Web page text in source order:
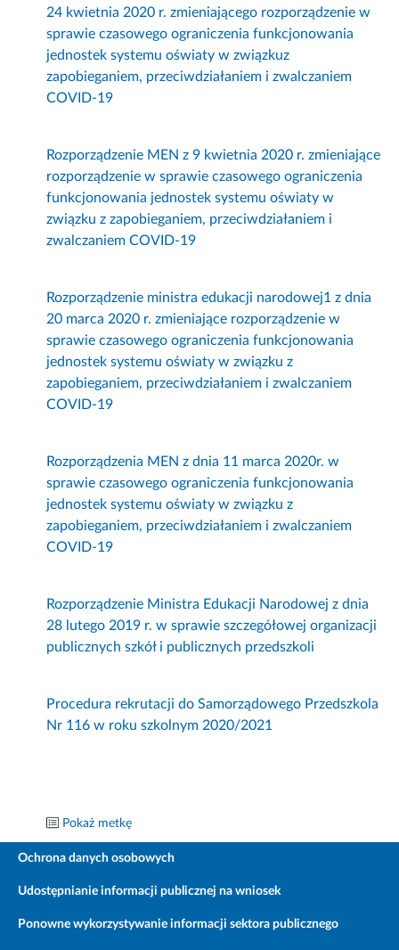
24 kwietnia 2020 r. zmieniającego rozporządzenie w
sprawie czasowego ograniczenia funkcjonowania
jednostek systemu oświaty w związkuz
zapobieganiem, przeciwdziałaniem i zwalczaniem
COVID-19
Rozporządzenie MEN z 9 kwietnia 2020 r. zmieniające
rozporządzenie w sprawie czasowego ograniczenia
funkcjonowania jednostek systemu oświaty w
związku z zapobieganiem, przeciwdziałaniem i
zwalczaniem COVID-19
Rozporządzenie ministra edukacji narodowej1 z dnia
20 marca 2020 r. zmieniające rozporządzenie w
sprawie czasowego ograniczenia funkcjonowania
jednostek systemu oświaty w związku z
zapobieganiem, przeciwdziałaniem i zwalczaniem
COVID-19
Rozporządzenia MEN z dnia 11 marca 2020r. w
sprawie czasowego ograniczenia funkcjonowania
jednostek systemu oświaty w związku z
zapobieganiem, przeciwdziałaniem i zwalczaniem
COVID-19
Rozporządzenie Ministra Edukacji Narodowej z dnia
28 lutego 2019 r. w sprawie szczegółowej organizacji
publicznych szkół i publicznych przedszkoli
Procedura rekrutacji do Samorządowego Przedszkola
Nr 116 w roku szkolnym 2020/2021
Pokaż metkę
Ochrona danych osobowych
Udostępnianie informacji publicznej na wniosek
Ponowne wykorzystywanie informacji sektora publicznego